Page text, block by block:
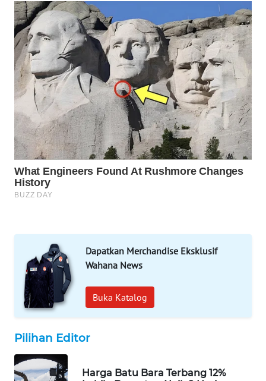
Dapatkan Merchandise Eksklusif
Wahana News
Buka Katalog
Pilihan Editor
Harga Batu Bara Terbang 12%
WAHANA
OTOMOTIF
WAHANA
HEALTH
WAHANA
DESA
WISATA
LAPAK
WAHANA
Network
KONSUMEN
LISTRIK
MASYARAKAT
KELISTRIKAN